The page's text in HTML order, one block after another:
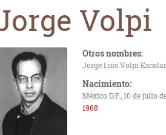
Volpi
Otros nombres:
Jorge Luis Volpi
Nacimiento:
México D.F., 10 de julio
1968